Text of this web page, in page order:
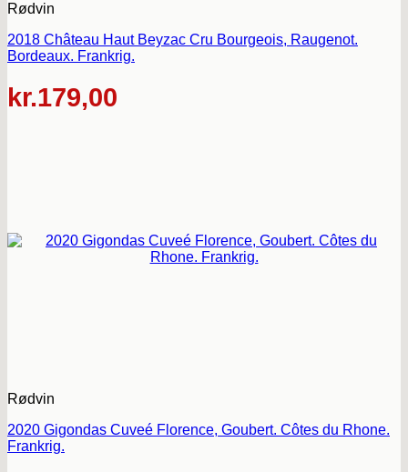
Rødvin
2018 Château Haut Beyzac Cru Bourgeois, Raugenot.
Bordeaux. Frankrig.
kr.179,00
Rødvin
2020 Gigondas Cuveé Florence, Goubert. Côtes du Rhone.
Frankrig.